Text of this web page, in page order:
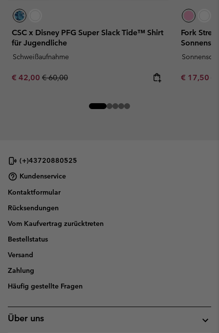
CSC x Disney PFG Super Slack Tide™ Shirt
für Jugendliche
Schweißaufnahme
Sale price:
€ 42,00 Regular price:
€ 60,00
Fork
Sale price:
€ 17,50€
(+)43720880525
Kundenservice
Kontaktformular
Rücksendungen
Vom Kaufvertrag zurücktreten
Bestellstatus
Versand
Zahlung
Häufig gestellte Fragen
Über uns